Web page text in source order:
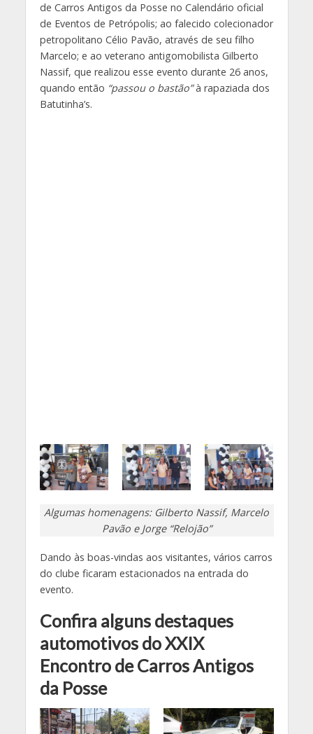
de Carros Antigos da Posse no Calendário oficial
de Eventos de Petrópolis; ao falecido colecionador
petropolitano Célio Pavão, através de seu filho
Marcelo; e ao veterano antigomobilista Gilberto
Nassif, que realizou esse evento durante 26 anos,
quando então “passou o bastão”à rapaziada dos
Batutinha’s.
Algumas homenagens: Gilberto Nassif, Marcelo
Pavão e Jorge “Relojão”
Dando às boas-vindas aos visitantes, vários carros
do clube ficaram estacionados na entrada do
evento.
Confira alguns destaques
automotivos do XXIX
Encontro de Carros Antigos
da Posse